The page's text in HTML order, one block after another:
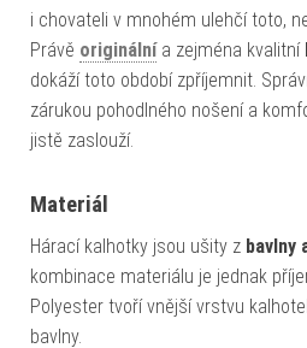
i chovateli v mnohém ulehčí toto,
Právě originálnía zejména kvalitní
dokáží toto období zpříjemnit.
zárukou pohodlného nošení a
jistě zaslouží.
Materiál
Hárací kalhotky jsou ušity z bavlny
kombinace materiálu je jednak
Polyester tvoří vnější vrstvu
bavlny.